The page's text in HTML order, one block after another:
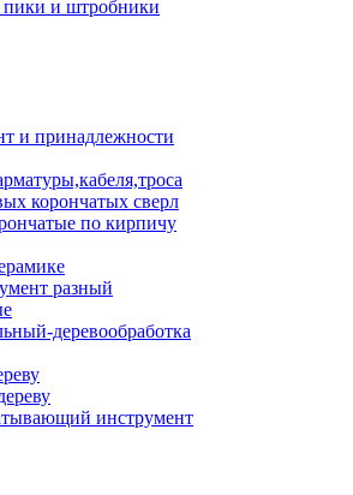
пики и штробники
и принадлежности
корончатых сверл
по кирпичу
разный
деревообработка
инструмент